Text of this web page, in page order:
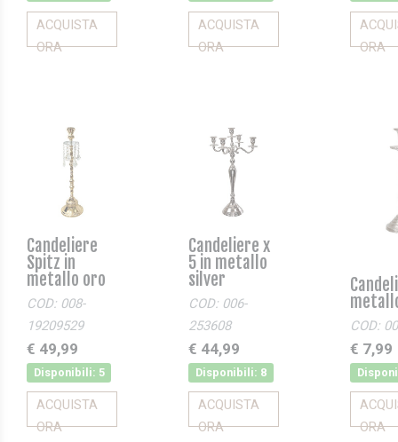
ACQUISTA
ORA
ACQUISTA
ORA
ORA
Candeliere
Spitz in
metallo oro
COD: 008-
19209529
€ 49,99
Disponibili: 5
ACQUISTA
ORA
Candeliere x
5 in metallo
silver
COD: 006-
253608
€ 44,99
Disponibili: 8
ACQUISTA
ORA
COD:
€ 7,99
ORA